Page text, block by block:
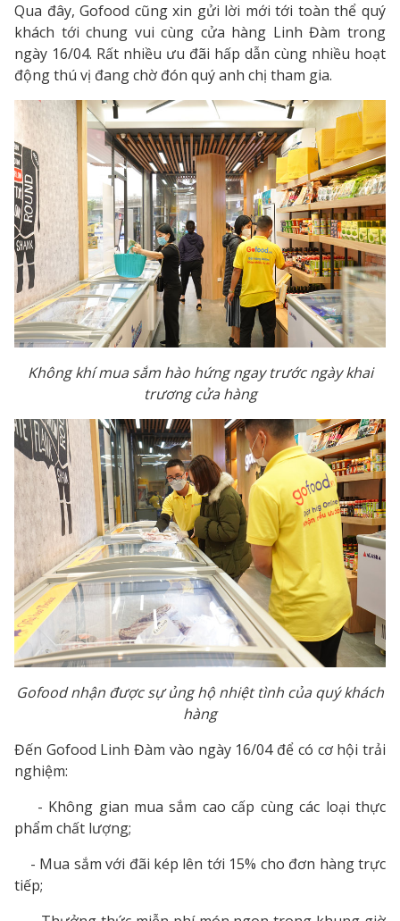
Qua đây, Gofood cũng xin gửi lời mới tới toàn thể quý
khách tới chung vui cùng cửa hàng Linh Đàm trong
ngày 16/04. Rất nhiều ưu đãi hấp dẫn cùng nhiều hoạt
động thú vị đang chờ đón quý anh chị tham gia.
Không khí mua sắm hào hứng ngay trước ngày khai
trương cửa hàng
Gofood nhận được sự ủng hộ nhiệt tình của quý khách
hàng
Đến Gofood Linh Đàm vào ngày 16/04 để có cơ hội trải
nghiệm:
- Không gian mua sắm cao cấp cùng các loại thực
phẩm chất lượng;
- Mua sắm với đãi kép lên tới 15% cho đơn hàng trực
tiếp;